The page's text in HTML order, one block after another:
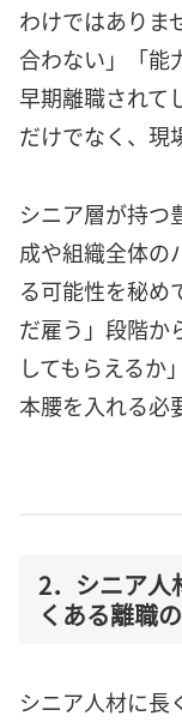
わけではありま
合わない」「能
早期離職されて
だけでなく、現
シニア層が持つ
成や組織全体の
る可能性を秘め
だ雇う」段階か
してもらえるか
本腰を入れる必
2．シニア人
くある離職の
シニア人材に長